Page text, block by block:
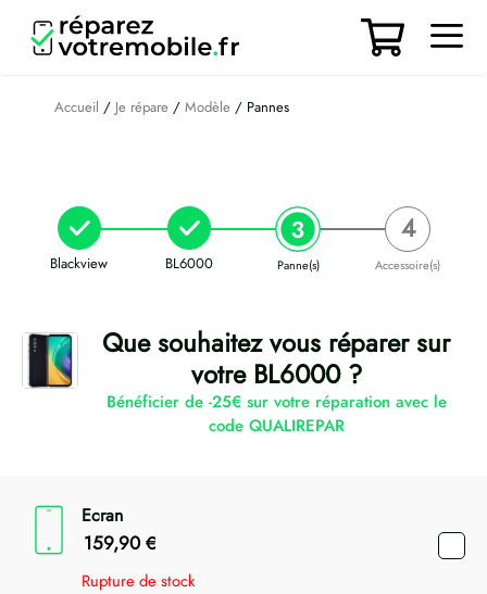
contenu
Accueil / Je répare / Modèle / Pannes
Blackview BL6000 Panne(s) Accessoire(s)
Que souhaitez vous réparer sur
votre BL6000 ?
Bénéficier de -25€ sur votre réparation avec le
code QUALIREPAR
Ecran
159,90 €
Rupture de stock